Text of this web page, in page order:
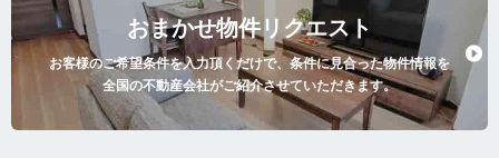
おまかせ物件リクエスト
お客様のご希望条件を入力頂くだけで、条件に見合った物件情報を
全国の不動産会社がご紹介させていただきます。